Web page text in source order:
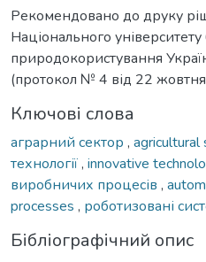
Рекомендовано до друку
Національного університету
природокористування
(протокол № 4 від 22
Ключові слова
аграрний сектор , agricultural
технології, innovative
виробничих процесів ,
processes , роботизовані
Бібліографічний опис